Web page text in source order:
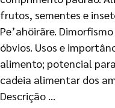
frutos, sementes e
Pe’ahöirãre.
óbvios. Usos e
alimento; potencial
cadeia alimentar dos
Descrição …